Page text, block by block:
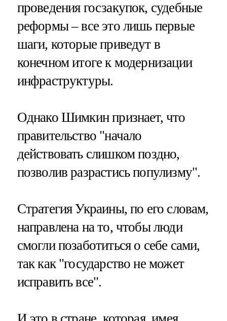
проведения госзакупок, судебные
реформы – все это лишь первые
шаги, которые приведут в
конечном итоге к модернизации
инфраструктуры.
Однако Шимкин признает, что
правительство "начало
действовать слишком поздно,
позволив разрастись популизму".
Стратегия Украины, по его словам,
направлена на то, чтобы люди
смогли позаботиться о себе сами,
так как "государство не может
исправить все".